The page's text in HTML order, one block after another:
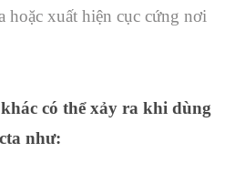
hoặc xuất hiện cục cứng nơi
có thể xảy ra khi dùng
như: